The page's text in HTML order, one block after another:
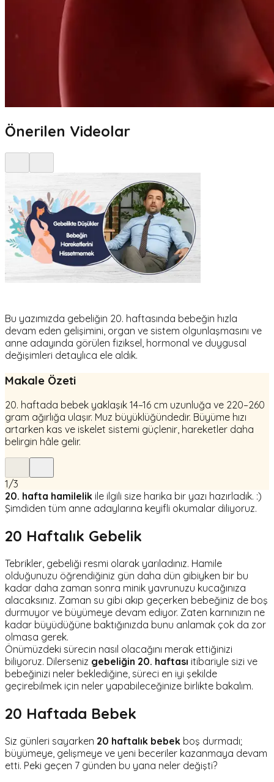
Önerilen Videolar
Bu yazımızda gebeliğin 20. haftasında bebeğin hızla
devam eden gelişimini, organ ve sistem olgunlaşmasını ve
anne adayında görülen fiziksel, hormonal ve duygusal
değişimleri detaylıca ele aldık.
Makale Özeti
20. haftada bebek yaklaşık 14–16 cm uzunluğa ve 220–260
gram ağırlığa ulaşır. Muz büyüklüğündedir. Büyüme hızı
artarken kas ve iskelet sistemi güçlenir, hareketler daha
belirgin hâle gelir.
1/3
20. hafta hamilelik ile ilgili size harika bir yazı hazırladık. :)
Şimdiden tüm anne adaylarına keyifli okumalar diliyoruz.
20 Haftalık Gebelik
Tebrikler, gebeliği resmi olarak yarıladınız. Hamile
olduğunuzu öğrendiğiniz gün daha dün gibiyken bir bu
kadar daha zaman sonra minik yavrunuzu kucağınıza
alacaksınız. Zaman su gibi akıp geçerken bebeğiniz de boş
durmuyor ve büyümeye devam ediyor. Zaten karnınızın ne
kadar büyüdüğüne baktığınızda bunu anlamak çok da zor
olmasa gerek.
Önümüzdeki sürecin nasıl olacağını merak ettiğinizi
biliyoruz. Dilerseniz gebeliğin 20. haftası itibariyle sizi ve
bebeğinizi neler beklediğine, süreci en iyi şekilde
geçirebilmek için neler yapabileceğinize birlikte bakalım.
20 Haftada Bebek
Siz günleri sayarken 20 haftalık bebek boş durmadı;
büyümeye, gelişmeye ve yeni beceriler kazanmaya devam
etti. Peki geçen 7 günden bu yana neler değişti?